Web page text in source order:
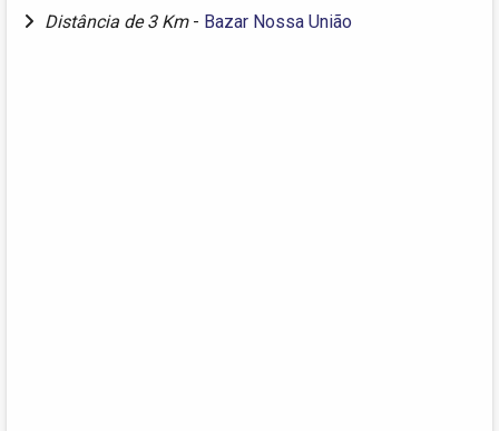
Distância de 3 Km - Bazar Nossa União